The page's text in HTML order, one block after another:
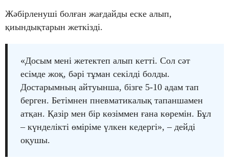
Жәбірленуші болған жағдайды еске алып,
қиындықтарын жеткізді.
«Досым мені жетектеп алып кетті. Сол сәт
есімде жоқ, бәрі тұман секілді болды.
Достарымның айтуынша, бізге 5-10 адам тап
берген. Бетімнен пневматикалық тапаншамен
атқан. Қазір мен бір көзіммен ғана көремін. Бұл
– күнделікті өміріме үлкен кедергі», – дейді
оқушы.